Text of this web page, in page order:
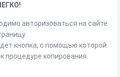
авторизоваться на сайте
кнопка, с помощью которой
процедуре копирования.